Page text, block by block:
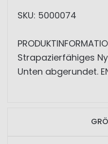
SKU: 5000074
Strapazierfähiges
Unten abgerundet.